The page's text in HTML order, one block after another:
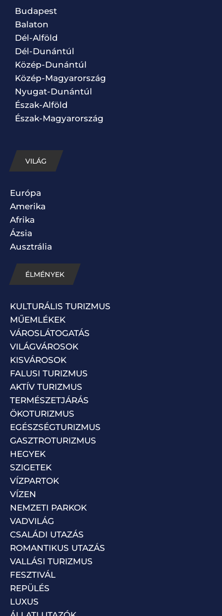
Budapest
Balaton
Dél-Alföld
Dél-Dunántúl
Közép-Dunántúl
Közép-Magyarország
Nyugat-Dunántúl
Észak-Alföld
Észak-Magyarország
VILÁG
Európa
Amerika
Afrika
Ázsia
Ausztrália
ÉLMÉNYEK
KULTURÁLIS TURIZMUS
MŰEMLÉKEK
VÁROSLÁTOGATÁS
VILÁGVÁROSOK
KISVÁROSOK
FALUSI TURIZMUS
AKTÍV TURIZMUS
TERMÉSZETJÁRÁS
ÖKOTURIZMUS
EGÉSZSÉGTURIZMUS
GASZTROTURIZMUS
HEGYEK
SZIGETEK
VÍZPARTOK
VÍZEN
NEMZETI PARKOK
VADVILÁG
CSALÁDI UTAZÁS
ROMANTIKUS UTAZÁS
VALLÁSI TURIZMUS
FESZTIVÁL
REPÜLÉS
LUXUS